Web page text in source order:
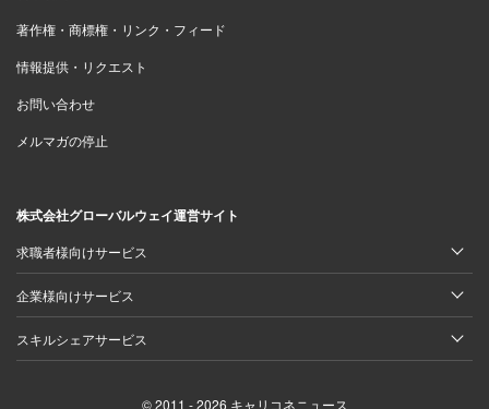
著作権・商標権・リンク・フィード
情報提供・リクエスト
お問い合わせ
メルマガの停止
株式会社グローバルウェイ運営サイト
求職者様向けサービス
企業様向けサービス
スキルシェアサービス
© 2011 - 2026 キャリコネニュース